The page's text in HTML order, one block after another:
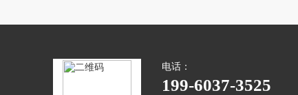
电话：
199-6037-3525